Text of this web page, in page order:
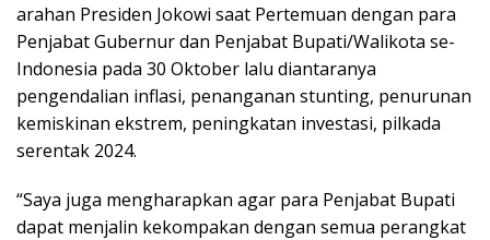
arahan Presiden Jokowi saat Pertemuan dengan para
Penjabat Gubernur dan Penjabat Bupati/Walikota se-
Indonesia pada 30 Oktober lalu diantaranya
pengendalian inflasi, penanganan stunting, penurunan
kemiskinan ekstrem, peningkatan investasi, pilkada
serentak 2024.
“Saya juga mengharapkan agar para Penjabat Bupati
dapat menjalin kekompakan dengan semua perangkat